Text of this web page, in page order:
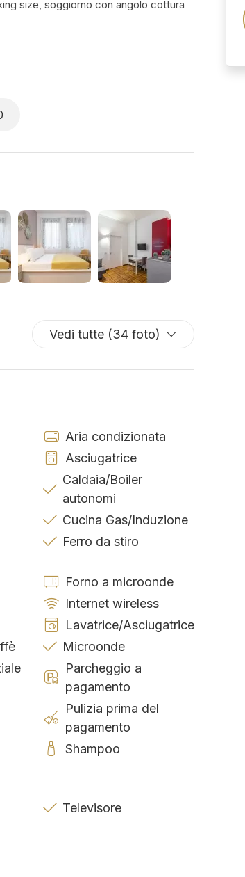
size, soggiorno con angolo cottura
Vedi tutte (34 foto)
Aria condizionata
Asciugatrice
Caldaia/Boiler
autonomi
Cucina Gas/Induzione
Ferro da stiro
Forno a microonde
Internet wireless
Lavatrice/Asciugatrice
Microonde
Parcheggio a
pagamento
Pulizia prima del
pagamento
Shampoo
Televisore